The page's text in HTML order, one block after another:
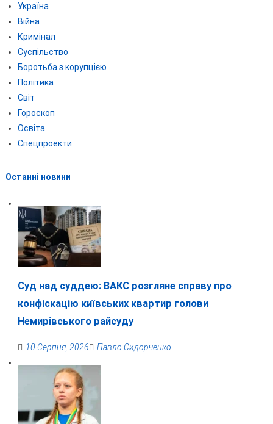
Україна
Війна
Кримінал
Суспільство
Боротьба з корупцією
Політика
Світ
Гороскоп
Освіта
Спецпроекти
Останні новини
Суд над суддею: ВАКС розгляне справу про
конфіскацію київських квартир голови
Немирівського райсуду
10 Серпня, 2026 Павло Сидорченко